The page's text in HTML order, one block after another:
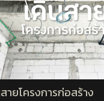
ายโครงการก่อสร้าง